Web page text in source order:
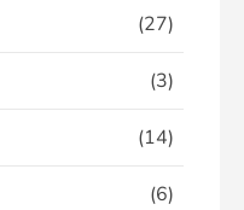
(27)
(3)
(14)
(6)